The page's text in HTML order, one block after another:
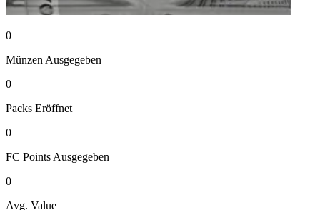
0
Münzen Ausgegeben
0
Packs Eröffnet
0
FC Points Ausgegeben
0
Avg. Value